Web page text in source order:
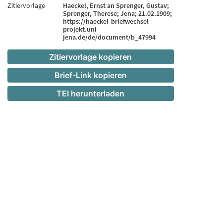
Zitiervorlage
Haeckel, Ernst an Sprenger, Gustav;
Sprenger, Therese; Jena; 21.02.1909;
https://haeckel-briefwechsel-
projekt.uni-
jena.de/de/document/b_47994
Zitiervorlage kopieren
Brief-Link kopieren
TEI herunterladen